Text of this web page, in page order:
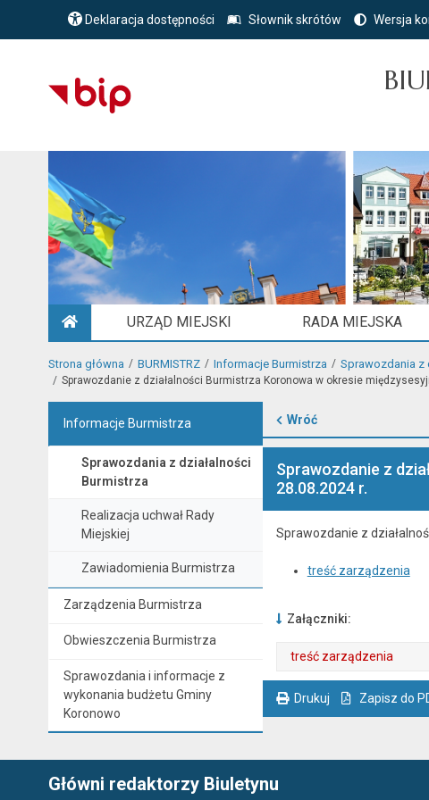
Deklaracja dostępności Słownik skrótów Wersja
URZĄD MIEJSKI RADA MIEJSKA
Strona główna BURMISTRZ Informacje Burmistrza Sprawozdania z
Sprawozdanie z działalności Burmistrza Koronowa w okresie
Informacje Burmistrza
Sprawozdania z działalności
Burmistrza
Realizacja uchwał Rady
Miejskiej
Zawiadomienia Burmistrza
Zarządzenia Burmistrza
Obwieszczenia Burmistrza
Sprawozdania i informacje z
wykonania budżetu Gminy
Koronowo
Wróć
Sprawozdanie z
28.08.2024 r.
Sprawozdanie z
treść zarządzenia
Załączniki:
treść zarządzenia
Drukuj Zapisz do
Główni redaktorzy Biuletynu